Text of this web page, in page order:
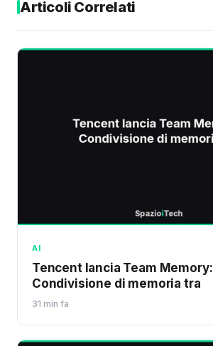
Articoli Correlati
AI
Tencent lancia Team Memory:
Condivisione di memoria tra
31 min fa